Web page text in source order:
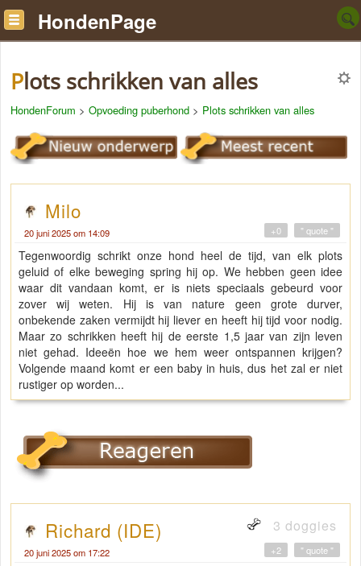
HondenPage
Plots schrikken van alles
HondenForum > Opvoeding puberhond > Plots schrikken van alles
Milo
20 juni 2025 om 14:09 " quote "
+0
Tegenwoordig schrikt onze hond heel de tijd, van elk plots
geluid of elke beweging spring hij op. We hebben geen idee
waar dit vandaan komt, er is niets speciaals gebeurd voor
zover wij weten. Hij is van nature geen grote durver,
onbekende zaken vermijdt hij liever en heeft hij tijd voor nodig.
Maar zo schrikken heeft hij de eerste 1,5 jaar van zijn leven
niet gehad. Ideeën hoe we hem weer ontspannen krijgen?
Volgende maand komt er een baby in huis, dus het zal er niet
rustiger op worden...
Richard (IDE) 3 doggies
20 juni 2025 om 17:22 " quote "
+2